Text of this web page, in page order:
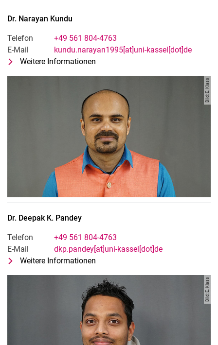
Dr. Narayan Kundu
Telefon
+49 561 804-4763
E-Mail
kundu.narayan1995[at]uni-kassel[dot]de
Weitere Informationen
Bild: E. Klass
Dr. Deepak K. Pandey
Telefon
+49 561 804-4763
E-Mail
dkp.pandey[at]uni-kassel[dot]de
Weitere Informationen
Bild: E. Klass